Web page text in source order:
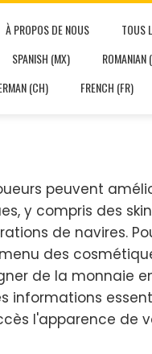
À PROPOS DE NOUS TOUS
SPANISH (MX) ROMANIAN
(CH) FRENCH (FR)
peuvent
y compris des
de navires.
des
de la monnaie
informations
l'apparence de